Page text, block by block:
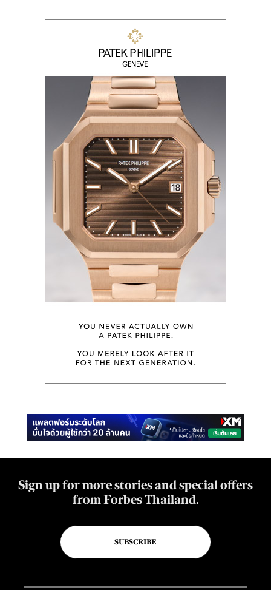
Sign up for more stories and special offers
from Forbes Thailand.
SUBSCRIBE